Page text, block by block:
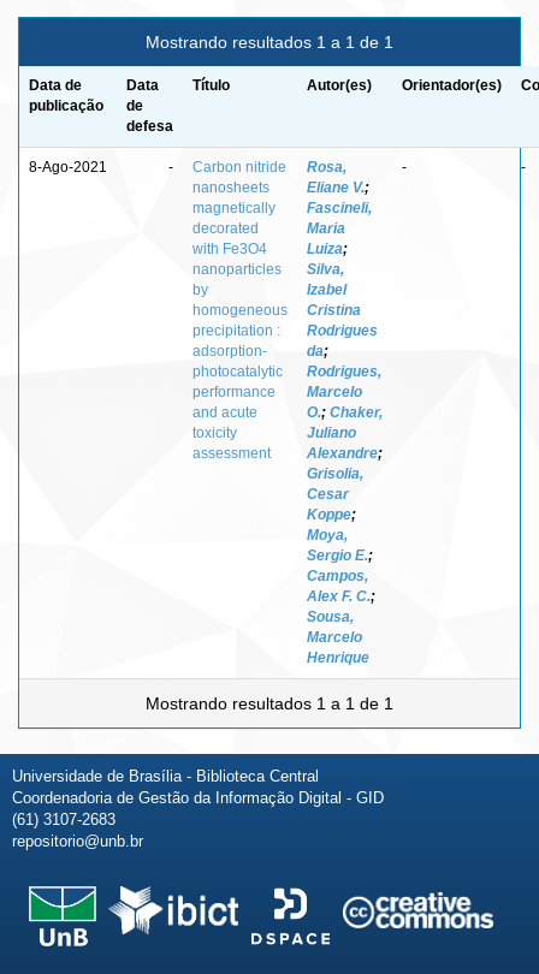
Mostrando resultados 1 a 1 de 1
Data de
publicação
Data
de
defesa
Título Autor(es) Orientador(es)
8-Ago-2021 -
Carbon nitride
nanosheets
magnetically
decorated
with Fe3O4
nanoparticles
by
homogeneous
precipitation :
adsorption-
photocatalytic
performance
and acute
toxicity
assessment
Rosa,
Eliane V.;
Fascineli,
Maria
Luiza;
Silva,
Izabel
Cristina
Rodrigues
da;
Rodrigues,
Marcelo
O.; Chaker,
Juliano
Alexandre;
Grisolia,
Cesar
Koppe;
Moya,
Sergio E.;
Campos,
Alex F. C.;
Sousa,
Marcelo
Henrique
- -
Mostrando resultados 1 a 1 de 1
Universidade de Brasília - Biblioteca Central
Coordenadoria de Gestão da Informação Digital - GID
(61) 3107-2683
repositorio@unb.br